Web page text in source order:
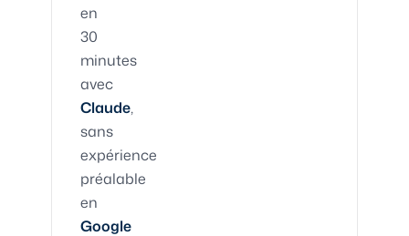
en
30
minutes
avec
Claude,
sans
expérience
préalable
en
Google